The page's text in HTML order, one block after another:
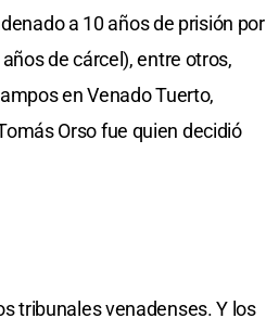
a 10 años de prisión por
de cárcel), entre otros,
en Venado Tuerto,
Orso fue quien decidió
tribunales venadenses. Y los